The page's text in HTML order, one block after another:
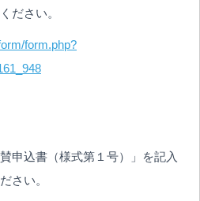
ださい。
form.php?
申込書（様式第１号）」を記入
さい。